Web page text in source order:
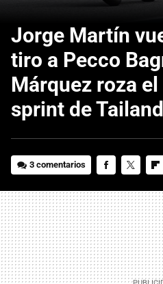
Jorge Martín
tiro a Pecco
Márquez roza
sprint de
3 comentarios